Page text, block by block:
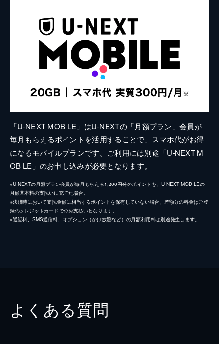
「U-NEXT MOBILE」はU-NEXTの「月額プラン」会員が
毎月もらえるポイントを活用することで、スマホ代がお得
になるモバイルプランです。ご利用には別途「U-NEXT M
OBILE」のお申し込みが必要となります。
※U-NEXTの月額プラン会員が毎月もらえる1,200円分のポイントを、U-NEXT MOBILEの
月額基本料の支払いに充てた場合。
※決済時において支払金額に相当するポイントを保有していない場合、差額分の料金はご登
録のクレジットカードでのお支払いとなります。
※通話料、SMS通信料、オプション（かけ放題など）の月額利用料は別途発生します。
よくある質問